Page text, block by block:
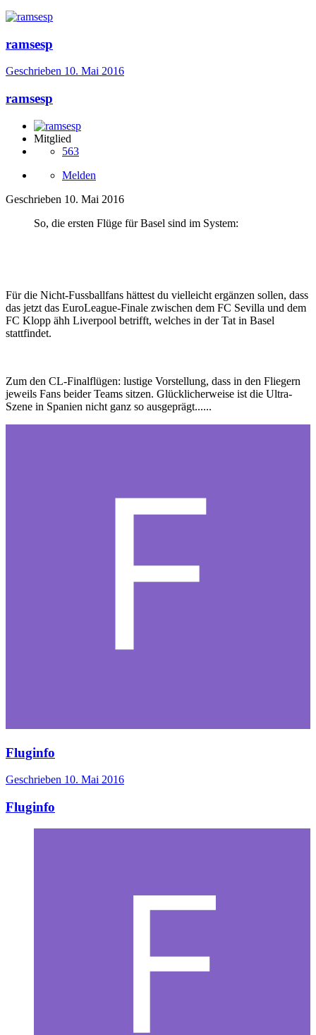
ramsesp
Geschrieben 10. Mai 2016
ramsesp
Mitglied
563
Melden
Geschrieben 10. Mai 2016
So, die ersten Flüge für Basel sind im System:
Für die Nicht-Fussballfans hättest du vielleicht ergänzen sollen, dass
das jetzt das EuroLeague-Finale zwischen dem FC Sevilla und dem
FC Klopp ähh Liverpool betrifft, welches in der Tat in Basel
stattfindet.
Zum den CL-Finalflügen: lustige Vorstellung, dass in den Fliegern
jeweils Fans beider Teams sitzen. Glücklicherweise ist die Ultra-
Szene in Spanien nicht ganz so ausgeprägt......
Fluginfo
Geschrieben 10. Mai 2016
Fluginfo